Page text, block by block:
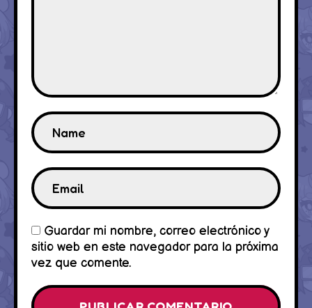
Guardar mi nombre, correo electrónico y
sitio web en este navegador para la próxima
vez que comente.